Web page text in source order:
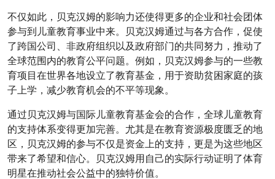
不仅如此，贝克汉姆的影响力还使得更多的企业和社会团体
参与到儿童教育事业中来。贝克汉姆通过与各方合作，促使
了跨国公司、非政府组织以及政府部门的共同努力，推动了
全球范围内的教育公平问题。例如，贝克汉姆参与的一些教
育项目在世界各地设立了教育基金，用于资助贫困家庭的孩
子上学，减少教育机会的不平等现象。
通过贝克汉姆与国际儿童教育基金会的合作，全球儿童教育
的支持体系变得更加完善。尤其是在教育资源极度匮乏的地
区，贝克汉姆的参与不仅是资金上的支持，更是为这些地区
带来了希望和信心。贝克汉姆用自己的实际行动证明了体育
明星在推动社会公益中的独特价值。